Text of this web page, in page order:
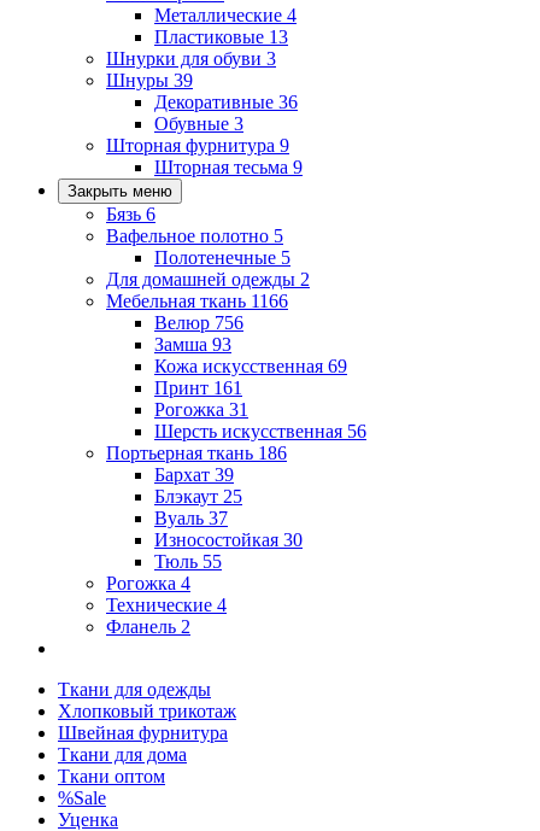
Металлические 4
Пластиковые 13
Шнурки для обуви 3
Шнуры 39
Декоративные 36
Обувные 3
Шторная фурнитура 9
Шторная тесьма 9
Закрыть меню
Бязь 6
Вафельное полотно 5
Полотенечные 5
Для домашней одежды 2
Мебельная ткань 1166
Велюр 756
Замша 93
Кожа искусственная 69
Принт 161
Рогожка 31
Шерсть искусственная 56
Портьерная ткань 186
Бархат 39
Блэкаут 25
Вуаль 37
Износостойкая 30
Тюль 55
Рогожка 4
Технические 4
Фланель 2
Ткани для одежды
Хлопковый трикотаж
Швейная фурнитура
Ткани для дома
Ткани оптом
%Sale
Уценка